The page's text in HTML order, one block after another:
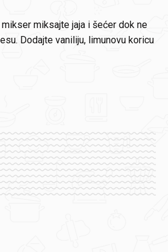
miksajte jaja i šećer dok ne
Dodajte vaniliju, limunovu koricu